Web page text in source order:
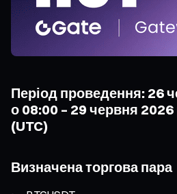
Період проведення: 26
о 08:00 – 29 червня
(UTC)
Визначена торгова пара